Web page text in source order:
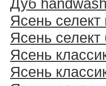
Ясень
Ясень
Ясень
Ясень